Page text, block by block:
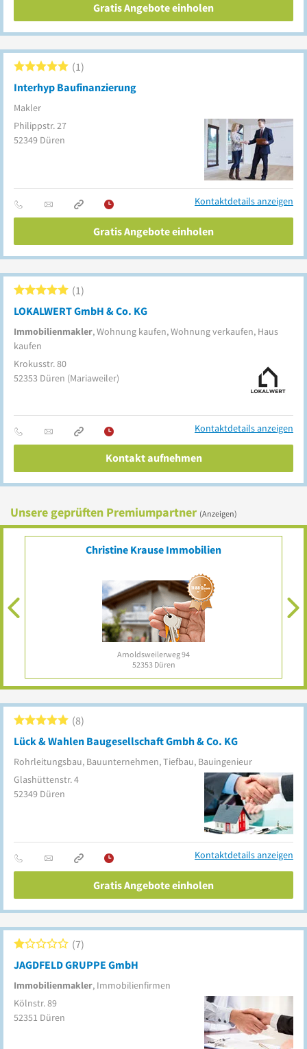
Gratis Angebote einholen
Interhyp Baufinanzierung
Makler
1
Philippstr. 27
52349 Düren
Kontaktdetails anzeigen
Gratis Angebote einholen
LOKALWERT GmbH & Co. KG
Immobilienmakler, Wohnung kaufen, Wohnung verkaufen, Haus
kaufen
1
Krokusstr. 80
52353 Düren (Mariaweiler)
Kontaktdetails anzeigen
Kontakt aufnehmen
Unsere geprüften Premiumpartner (Anzeigen)
Ihr Eintrag?
nur 29 € / Monat
zzgl. MwSt.
Lück & Wahlen Baugesellschaft Gmbh & Co. KG
Rohrleitungsbau, Bauunternehmen, Tiefbau, Bauingenieur
8
Glashüttenstr. 4
52349 Düren
Kontaktdetails anzeigen
Gratis Angebote einholen
JAGDFELD GRUPPE GmbH
Immobilienmakler, Immobilienfirmen
7
Kölnstr. 89
52351 Düren